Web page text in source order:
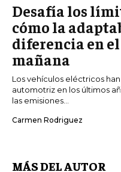
Desafía los
cómo la
diferencia en
mañana
Los vehículos eléctricos
automotriz en los últimos
las emisiones...
Carmen Rodriguez
MÁS DEL AUTOR